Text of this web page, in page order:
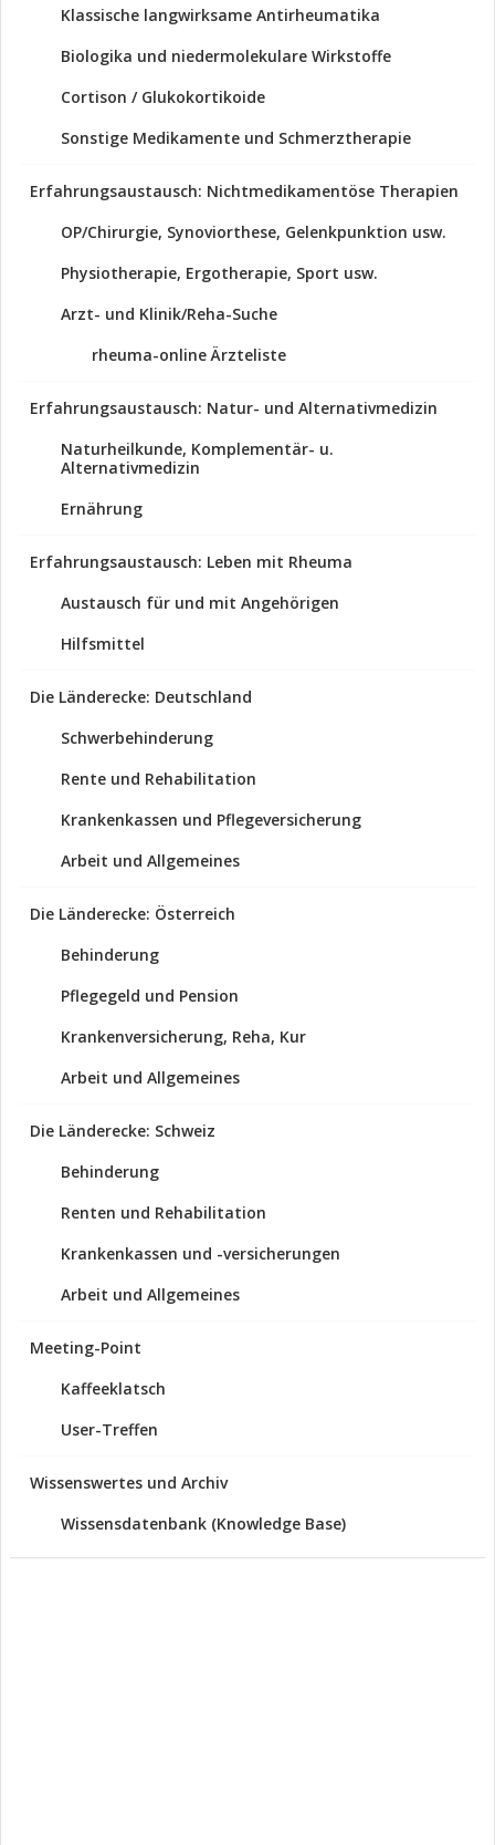
Klassische langwirksame Antirheumatika
Biologika und niedermolekulare Wirkstoffe
Cortison / Glukokortikoide
Sonstige Medikamente und Schmerztherapie
Erfahrungsaustausch: Nichtmedikamentöse Therapien
OP/Chirurgie, Synoviorthese, Gelenkpunktion usw.
Physiotherapie, Ergotherapie, Sport usw.
Arzt- und Klinik/Reha-Suche
rheuma-online Ärzteliste
Erfahrungsaustausch: Natur- und Alternativmedizin
Naturheilkunde, Komplementär- u.
Alternativmedizin
Ernährung
Erfahrungsaustausch: Leben mit Rheuma
Austausch für und mit Angehörigen
Hilfsmittel
Die Länderecke: Deutschland
Schwerbehinderung
Rente und Rehabilitation
Krankenkassen und Pflegeversicherung
Arbeit und Allgemeines
Die Länderecke: Österreich
Behinderung
Pflegegeld und Pension
Krankenversicherung, Reha, Kur
Arbeit und Allgemeines
Die Länderecke: Schweiz
Behinderung
Renten und Rehabilitation
Krankenkassen und -versicherungen
Arbeit und Allgemeines
Meeting-Point
Kaffeeklatsch
User-Treffen
Wissenswertes und Archiv
Wissensdatenbank (Knowledge Base)